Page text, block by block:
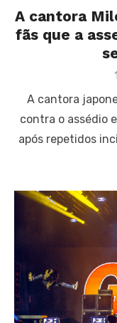
A cantora
fãs que a
A cantora
contra o assédio
após repetidos